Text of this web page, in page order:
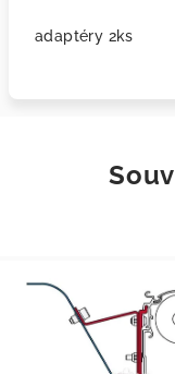
adaptéry 2ks